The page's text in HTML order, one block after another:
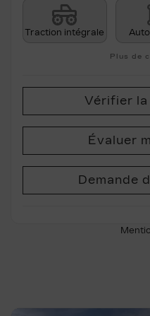
Traction intégrale
Plus de
Vérifier
Évaluer
Demande